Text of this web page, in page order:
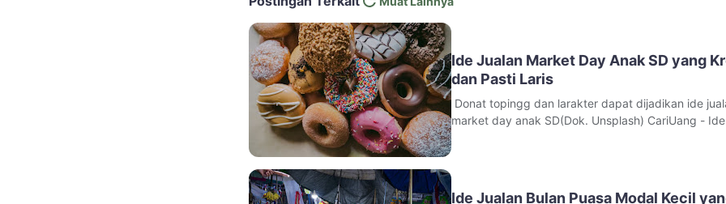
Ide Jualan Market Day Anak SD yang
dan Pasti Laris
Donat topingg dan larakter dapat dijadikan ide
market day anak SD(Dok. Unsplash) CariUang - Ide
Ide Jualan Bulan Puasa Modal Kecil